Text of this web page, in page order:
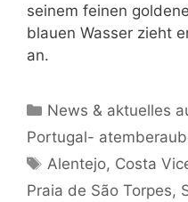
seinem feinen
blauen Wasser zieht
an.
Kategorien
News & aktuelles
Portugal-
Schlagwörter
Alentejo, Costa
Praia de São Torpes,